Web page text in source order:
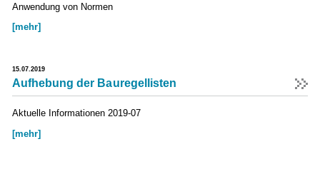
Anwendung von Normen
[mehr]
15.07.2019
Aufhebung der Bauregellisten
Aktuelle Informationen 2019-07
[mehr]